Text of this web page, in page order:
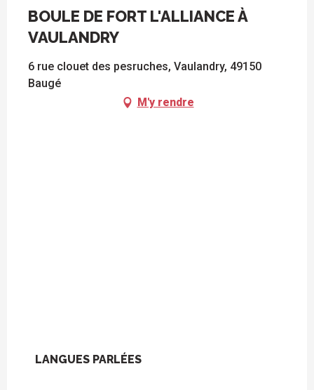
BOULE DE FORT L'ALLIANCE À
VAULANDRY
6 rue clouet des pesruches, Vaulandry, 49150
Baugé
M'y rendre
LANGUES PARLÉES
LANGUES PARLÉES